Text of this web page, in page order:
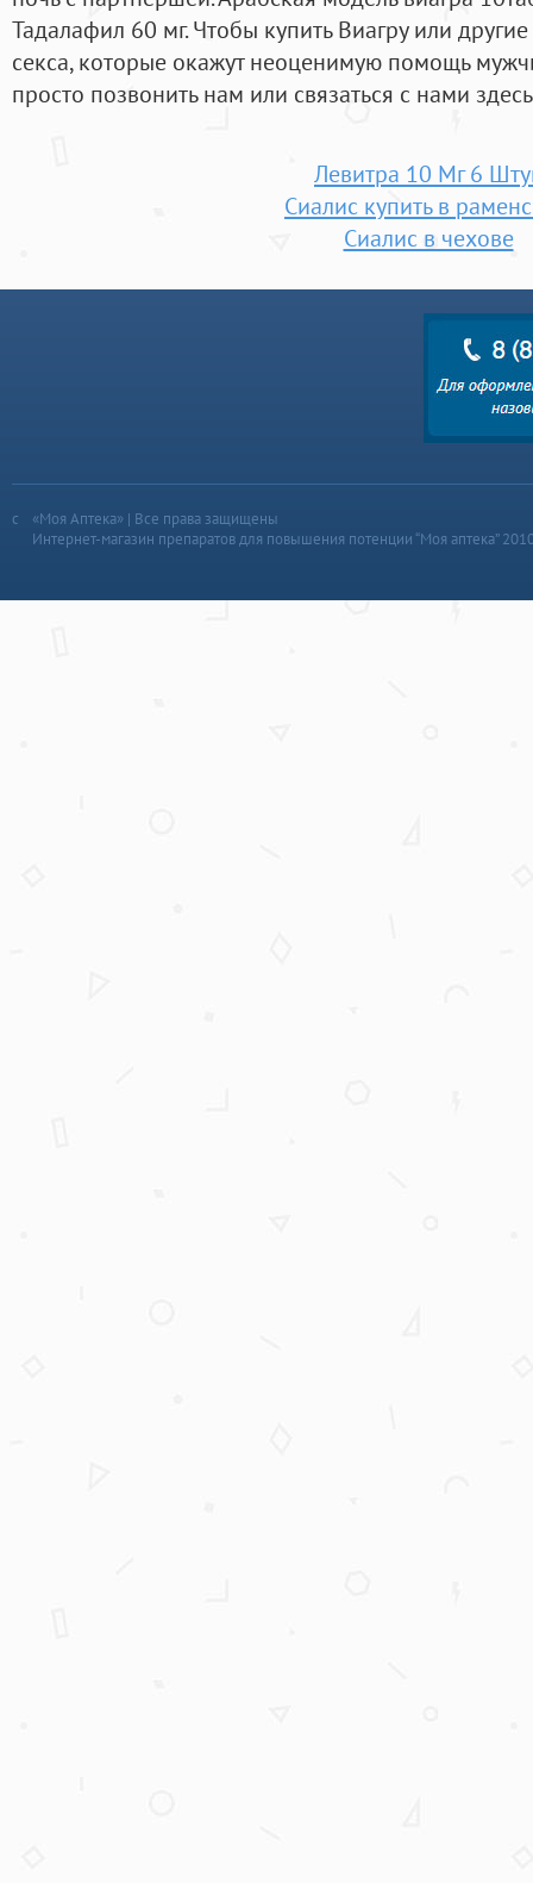
Тадалафил 60 мг. Чтобы купить Виагру или
секса, которые окажут неоценимую помощь
просто позвонить нам или связаться с нами
Левитра 10 Мг 6
Сиалис купить в
Сиалис в чехове
«Моя Аптека» | Все права защищены
Интернет-магазин препаратов для повышения потенции “Моя аптека”